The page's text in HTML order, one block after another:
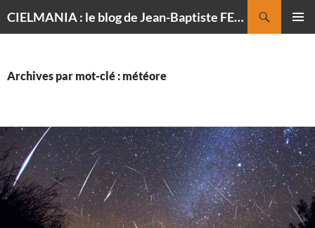
CIELMANIA : le blog de Jean-Baptiste FELDMANN, photographe du ciel
Archives par mot-clé : météore